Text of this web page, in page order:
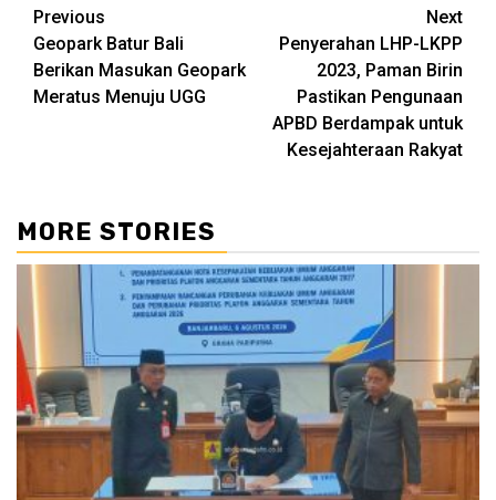
Continue
Reading
Previous
Geopark Batur Bali
Berikan Masukan Geopark
Meratus Menuju UGG
Next
Penyerahan LHP-LKPP
2023, Paman Birin
Pastikan Pengunaan
APBD Berdampak untuk
Kesejahteraan Rakyat
MORE STORIES